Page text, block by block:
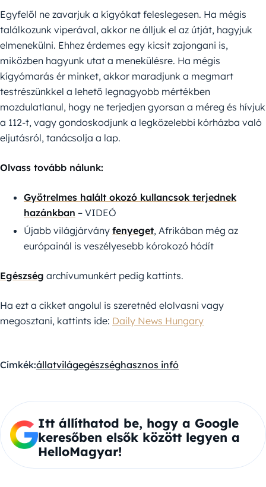
Egyfelől ne zavarjuk a kígyókat feleslegesen. Ha mégis
találkozunk viperával, akkor ne álljuk el az útját, hagyjuk
elmenekülni. Ehhez érdemes egy kicsit zajongani is,
miközben hagyunk utat a menekülésre. Ha mégis
kígyómarás ér minket, akkor maradjunk a megmart
testrészünkkel a lehető legnagyobb mértékben
mozdulatlanul, hogy ne terjedjen gyorsan a méreg és hívjuk
a 112-t, vagy gondoskodjunk a legközelebbi kórházba való
eljutásról, tanácsolja a lap.
Olvass tovább nálunk:
Gyötrelmes halált okozó kullancsok terjednek
hazánkban – VIDEÓ
Újabb világjárvány fenyeget, Afrikában még az
európainál is veszélyesebb kórokozó hódít
Egészség archívumunkért pedig kattints.
Ha ezt a cikket angolul is szeretnéd elolvasni vagy
megosztani, kattints ide: Daily News Hungary
Címkék:állatvilágegészséghasznos infó
Itt állíthatod be, hogy a Google
keresőben elsők között legyen a
HelloMagyar!